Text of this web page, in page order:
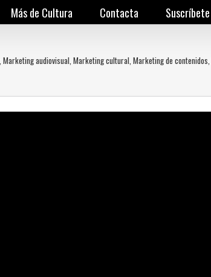
Más de Cultura Contacta Suscríbete
Marketing audiovisual Marketing cultural Marketing de contenidos